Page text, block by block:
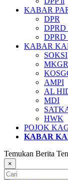
KABAR
DPR
DPRD
DPRD
KABAR
SOKSI
MKGR
AMPI
AL
MDI
HWK
POJOK
KABAR
Temukan Berita
×